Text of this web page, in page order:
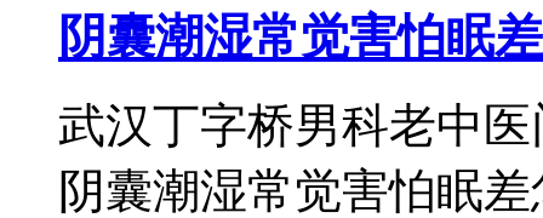
阴囊潮湿常觉害怕眠差
武汉丁字桥男科老中
阴囊潮湿常觉害怕眠